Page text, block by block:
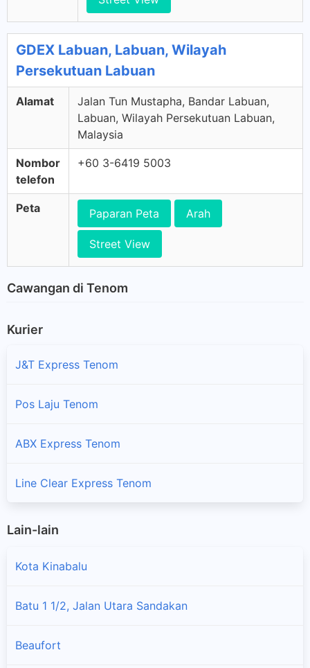
GDEX Labuan, Labuan, Wilayah
Persekutuan Labuan
Alamat
Jalan Tun Mustapha, Bandar Labuan,
Labuan, Wilayah Persekutuan Labuan,
Malaysia
Nombor
telefon
+60 3-6419 5003
Peta Paparan Peta Arah
Street View
Cawangan di Tenom
Kurier
J&T Express Tenom
Pos Laju Tenom
ABX Express Tenom
Line Clear Express Tenom
Lain-lain
Kota Kinabalu
Batu 1 1/2, Jalan Utara Sandakan
Beaufort